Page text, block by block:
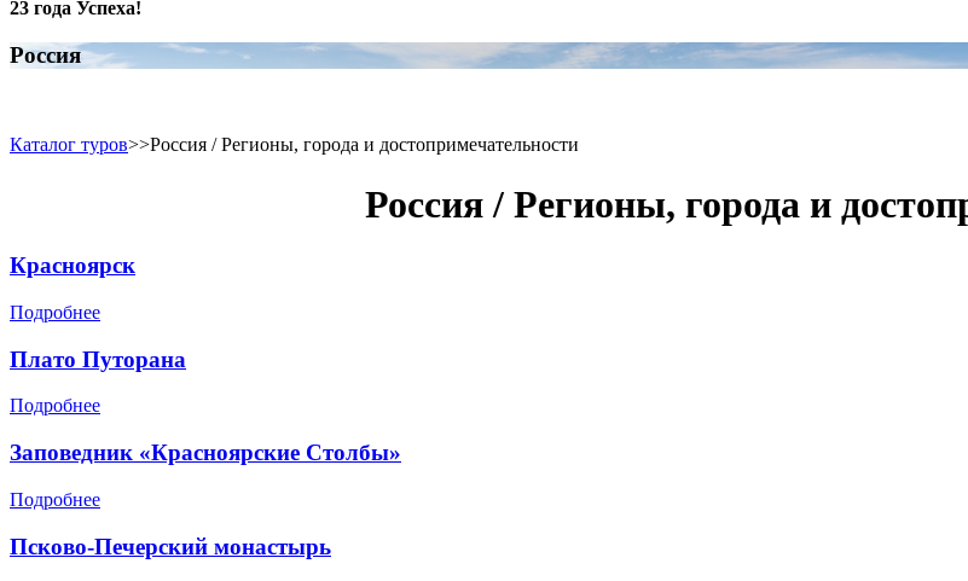
23 года Успеха!
Россия
Каталог туров>>Россия / Регионы, города и достопримечательности
Россия / Регионы, города и
Красноярск
Подробнее
Плато Путорана
Подробнее
Заповедник «Красноярские Столбы»
Подробнее
Псково-Печерский монастырь